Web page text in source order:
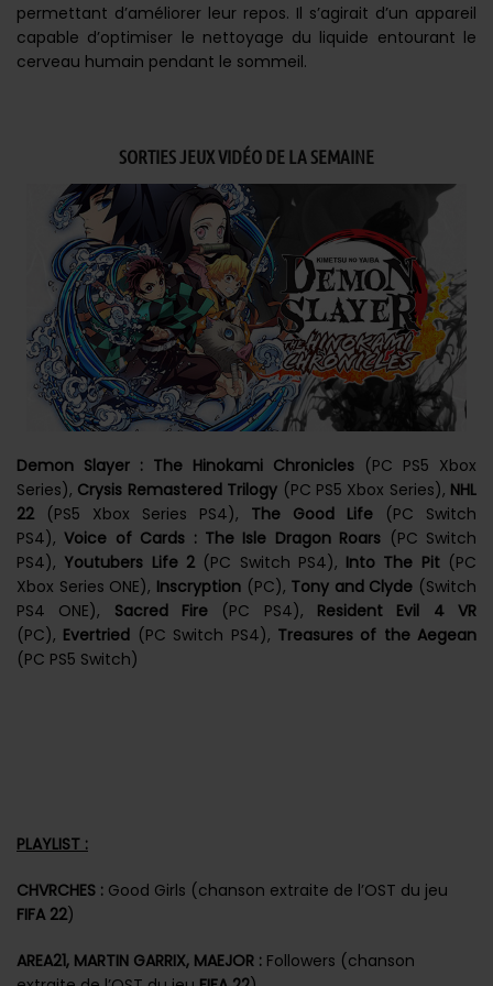
permettant d’améliorer leur repos. Il s’agirait d’un appareil
capable d’optimiser le nettoyage du liquide entourant le
cerveau humain pendant le sommeil.
SORTIES JEUX VIDÉO DE LA SEMAINE
Demon Slayer : The Hinokami Chronicles (PC PS5 Xbox
Series), Crysis Remastered Trilogy (PC PS5 Xbox Series), NHL
22 (PS5 Xbox Series PS4), The Good Life (PC Switch
PS4),Voice of Cards : The Isle Dragon Roars (PC Switch
PS4), Youtubers Life 2 (PC Switch PS4), Into The Pit(PC
Xbox Series ONE), Inscryption (PC), Tony and Clyde (Switch
PS4 ONE), Sacred Fire (PC PS4), Resident Evil 4 VR
(PC), Evertried (PC Switch PS4), Treasures of the Aegean
(PC PS5 Switch)
PLAYLIST :
CHVRCHES : Good Girls (chanson extraite de l’OST du jeu
FIFA 22)
AREA21, MARTIN GARRIX, MAEJOR : Followers (chanson